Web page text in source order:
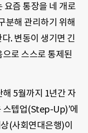
즘 통장을 네 개로
분해 관리하기 위해
. 변동이 생기면 긴
로 스스로 통제된
5월까지 1년간 자
스텝업(Step-Up)’에
(사회연대은행)이